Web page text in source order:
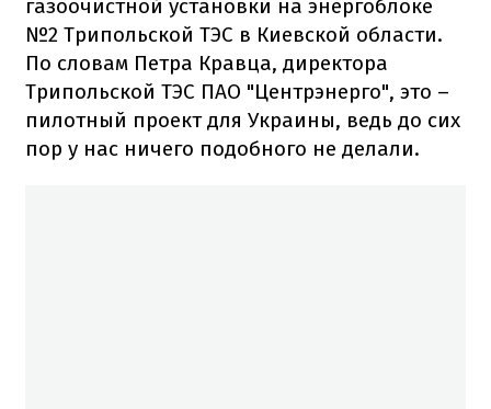
газоочистной установки на энергоблоке
№2 Трипольской ТЭС в Киевской области.
По словам Петра Кравца, директора
Трипольской ТЭС ПАО "Центрэнерго", это –
пилотный проект для Украины, ведь до сих
пор у нас ничего подобного не делали.